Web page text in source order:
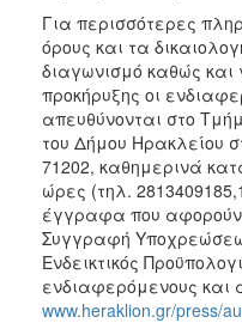
Για περισσότερες
όρους και τα
διαγωνισμό καθώς
προκήρυξης οι
απευθύνονται στο
του Δήμου Ηρακλείου
71202, καθημερινά
ώρες (τηλ.
έγγραφα που αφορούν
Συγγραφή
Ενδεικτικός
ενδιαφερόμενους και
www.heraklion.gr/press/